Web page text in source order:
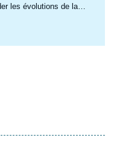
les évolutions de la
spécifique sur